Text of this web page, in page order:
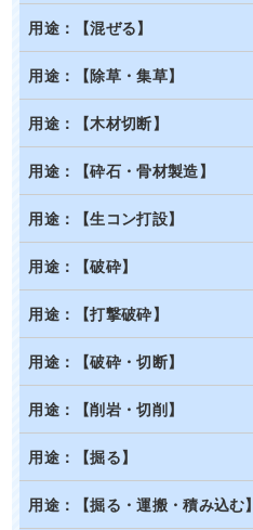
用途：【混ぜる】
用途：【除草・集草】
用途：【木材切断】
用途：【砕石・骨材製造】
用途：【生コン打設】
用途：【破砕】
用途：【打撃破砕】
用途：【破砕・切断】
用途：【削岩・切削】
用途：【掘る】
用途：【掘る・運搬・積み込む】